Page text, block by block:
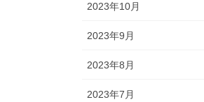
2023年10月
2023年9月
2023年8月
2023年7月